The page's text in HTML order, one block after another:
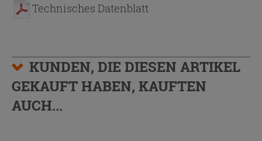
Technisches Datenblatt
KUNDEN, DIE DIESEN ARTIKEL
GEKAUFT HABEN, KAUFTEN
AUCH...